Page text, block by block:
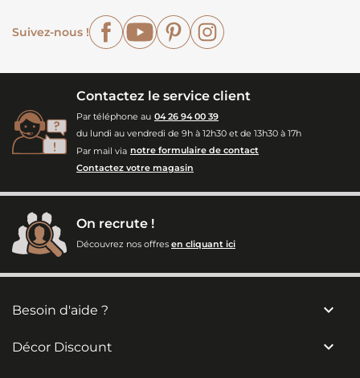
Suivez-nous !
FacebookYouTubePinterest
Contactez le service client
Par téléphone au 04 26 94 00 39
du lundi au vendredi de 9h à 12h30 et de 13h30 à 17h
Par mail via notre formulaire de contact
Contactez votre magasin
On recrute !
Découvrez nos offres en cliquant ici
Besoin d'aide ? 
Décor Discount 